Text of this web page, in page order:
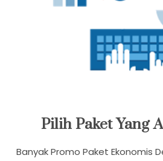
Pilih Paket Yang
Banyak Promo Paket Ekonomis